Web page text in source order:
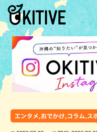
エンタメ,おでかけ,コラム,ス